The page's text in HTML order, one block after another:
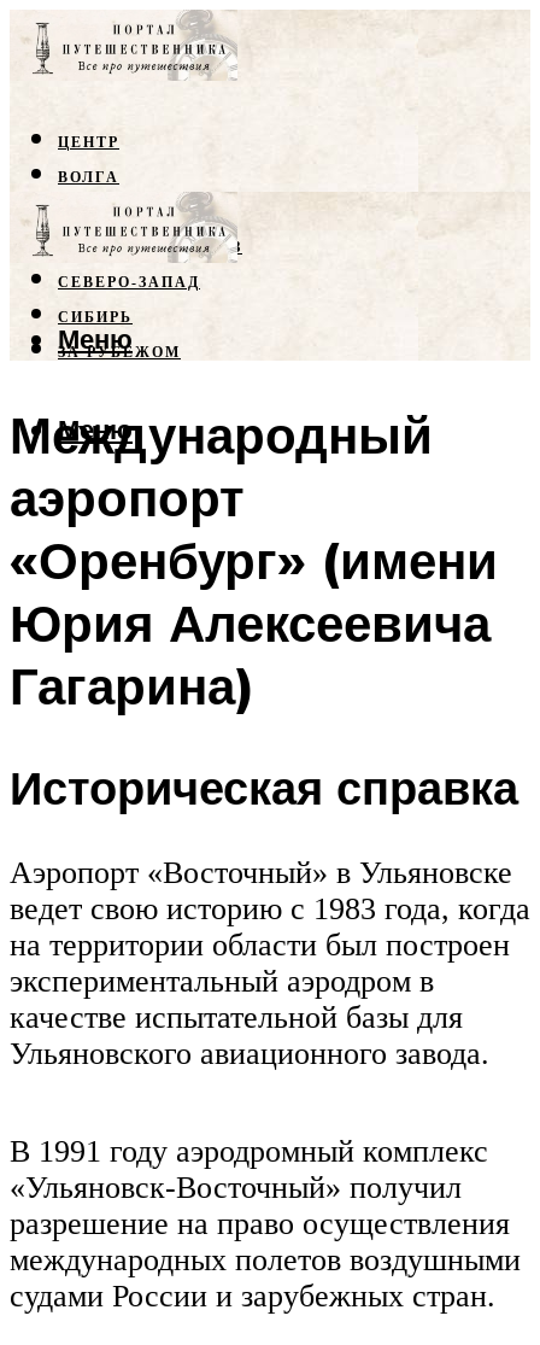
ЦЕНТР
ВОЛГА
КРЫМ
СЕВЕРНЫЙ КАВКАЗ
СЕВЕРО-ЗАПАД
СИБИРЬ
ЗА РУБЕЖОМ
Меню
Меню
Международный
аэропорт
«Оренбург» (имени
Юрия Алексеевича
Гагарина)
Историческая справка
Аэропорт «Восточный» в Ульяновске
ведет свою историю с 1983 года, когда
на территории области был построен
экспериментальный аэродром в
качестве испытательной базы для
Ульяновского авиационного завода.
В 1991 году аэродромный комплекс
«Ульяновск-Восточный» получил
разрешение на право осуществления
международных полетов воздушными
судами России и зарубежных стран.